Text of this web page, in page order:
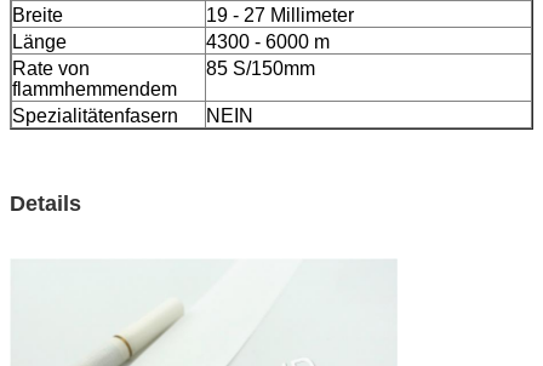
Breite
19 - 27 Millimeter
Länge
4300 - 6000 m
Rate von
flammhemmendem
85 S/150mm
Spezialitätenfasern NEIN
Details